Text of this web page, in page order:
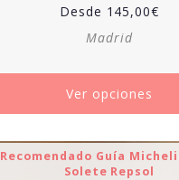
Desde 145,00€
Madrid
Ver opciones
Recomendado Guía
Solete Repsol